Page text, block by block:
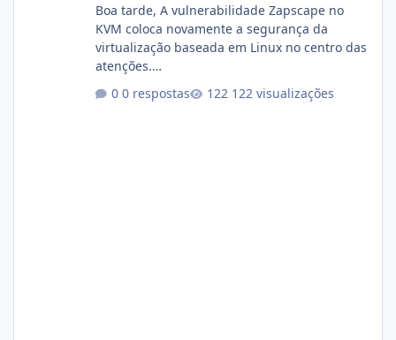
Boa tarde, A vulnerabilidade Zapscape no
KVM coloca novamente a segurança da
virtualização baseada em Linux no centro das
atenções.
https://cloudlinux.statuspage.io/incidents/dlr
xjx23zz5f Criamos uma breve explicação:
0 respostas 122 visualizações